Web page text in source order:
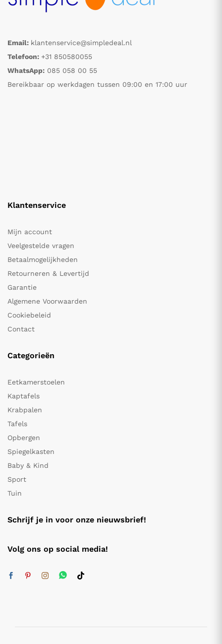
Email: klantenservice@simpledeal.nl
Telefoon: +31 850580055
WhatsApp: 085 058 00 55
Bereikbaar op werkdagen tussen 09:00 en 17:00 uur
Klantenservice
Mijn account
Veelgestelde vragen
Betaalmogelijkheden
Retourneren & Levertijd
Garantie
Algemene Voorwaarden
Cookiebeleid
Contact
Categorieën
Eetkamerstoelen
Kaptafels
Krabpalen
Tafels
Opbergen
Spiegelkasten
Baby & Kind
Sport
Tuin
Schrijf je in voor onze nieuwsbrief!
Volg ons op social media!